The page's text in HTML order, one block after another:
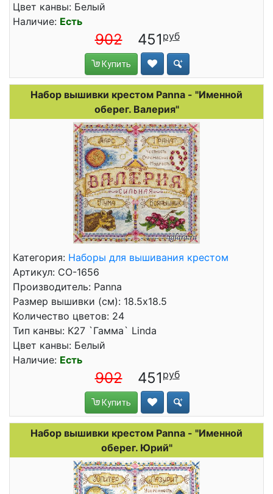
Цвет канвы: Белый
Наличие: Есть
902 451
Купить
Набор вышивки крестом Panna - "Именной
оберег. Валерия"
Категория: Наборы для вышивания крестом
Артикул: СО-1656
Производитель: Panna
Размер вышивки (см): 18.5x18.5
Количество цветов: 24
Тип канвы: К27 `Гамма` Linda
Цвет канвы: Белый
Наличие: Есть
902 451
Купить
Набор вышивки крестом Panna - "Именной
оберег. Юрий"